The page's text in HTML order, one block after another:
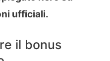
ufficiali.
il bonus